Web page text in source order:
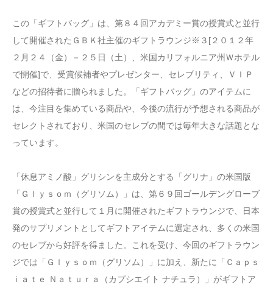
この「ギフトバッグ」は、第８４回アカデミー賞の授賞式と並行
して開催されたＧＢＫ社主催のギフトラウンジ※３[２０１２年
２月２４（金）－２５日（土）、米国カリフォルニア州Ｗホテル
で開催]で、受賞候補者やプレゼンター、セレブリティ、ＶＩＰ
などの招待者に贈られました。「ギフトバッグ」のアイテムに
は、今注目を集めている商品や、今後の流行が予想される商品が
セレクトされており、米国のセレブの間では毎年大きな話題とな
っています。
「休息アミノ酸」グリシンを主成分とする「グリナ」の米国版
「Ｇｌｙｓｏｍ（グリソム）」は、第６９回ゴールデングローブ
賞の授賞式と並行して１月に開催されたギフトラウンジで、日本
発のサプリメントとしてギフトアイテムに選定され、多くの米国
のセレブから好評を得ました。これを受け、今回のギフトラウン
ジでは「Ｇｌｙｓｏｍ（グリソム）」に加え、新たに「Ｃａｐｓ
ｉａｔｅ Ｎａｔｕｒａ（カプシエイト ナチュラ）」がギフトア